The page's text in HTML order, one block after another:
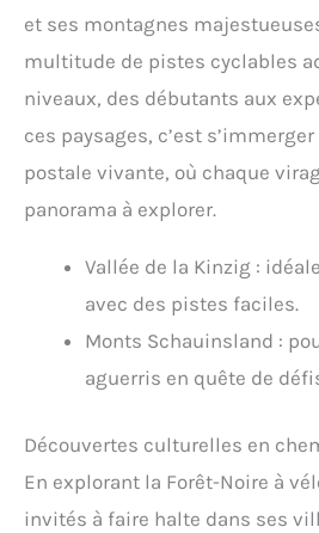
et ses montagnes
multitude de pistes cyclables
niveaux, des débutants aux
ces paysages, c’est
postale vivante, où chaque
panorama à explorer.
Vallée de la Kinzig :
avec des pistes faciles.
Monts Schauinsland :
aguerris en quête de
Découvertes culturelles en
En explorant la Forêt-Noire à
invités à faire halte dans ses